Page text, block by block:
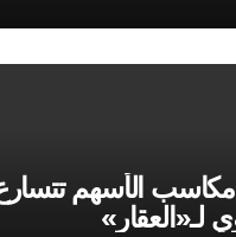
مكاسب الأسهم تتسارع